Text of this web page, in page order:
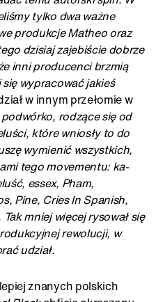
tylko dwa ważne
produkcje Matheo oraz
dzisiaj zajebiście dobrze
inni producenci brzmią
wypracować jakieś
w innym przełomie w
rodzące się od
które wniosły to do
wymienić wszystkich,
tego movementu: ka-
essex, Pham,
Pine, Cries In Spanish,
mniej więcej rysował się
rewolucji, w
udział.
znanych polskich